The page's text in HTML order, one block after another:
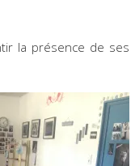
la présence de ses